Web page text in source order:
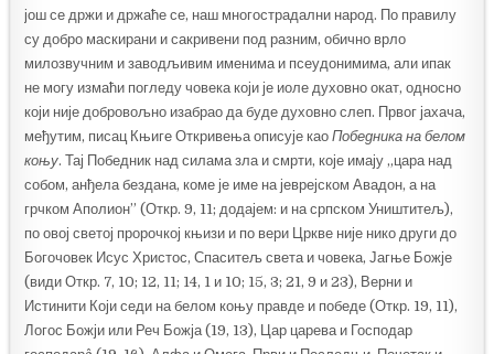
још се држи и држаће се, наш многострадални народ. По правилу
су добро маскирани и сакривени под разним, обично врло
милозвучним и заводљивим именима и псеудонимима, али ипак
не могу измаћи погледу човека који је иоле духовно окат, односно
који није добровољно изабрао да буде духовно слеп. Првог јахача,
међутим, писац Књиге Откривења описује каоПобедника на белом
коњу. Тај Победник над силама зла и смрти, које имају „цара над
собом, анђела бездана, коме је име на јеврејском Авадон, а на
грчком Аполион” (Откр. 9, 11; додајем: и на српском Уништитељ),
по овој светој пророчкој књизи и по вери Цркве није нико други до
Богочовек Исус Христос, Спаситељ света и човека, Јагње Божје
(види Откр. 7, 10; 12, 11; 14, 1 и 10; 15, 3; 21, 9 и 23), Верни и
Истинити Који седи на белом коњу правде и победе (Откр. 19, 11),
Логос Божји или Реч Божја (19, 13), Цар царева и Господар